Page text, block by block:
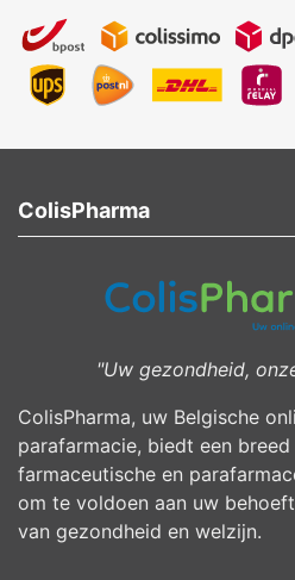
ColisPharma
"Uw gezondheid,
ColisPharma, uw Belgische
parafarmacie, biedt een breed
farmaceutische en
om te voldoen aan uw
van gezondheid en welzijn.